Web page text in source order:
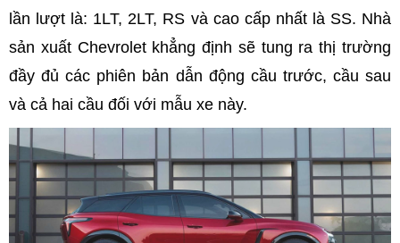
lần lượt là: 1LT, 2LT, RS và cao cấp nhất là SS. Nhà
sản xuất Chevrolet khẳng định sẽ tung ra thị trường
đầy đủ các phiên bản dẫn động cầu trước, cầu sau
và cả hai cầu đối với mẫu xe này.